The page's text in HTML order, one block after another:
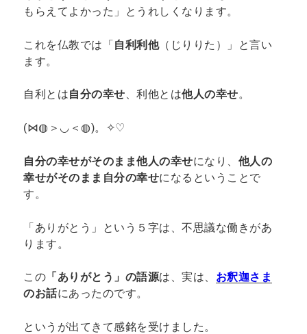
もらえてよかった」とうれしくなります。
これを仏教では「 自利利他（じりりた）」と言い
ます。
自利 とは自分の幸せ 、利他とは他人の幸せ。
(⋈◍＞◡＜◍)。✧♡
自分の幸せがそのまま他人の幸せになり、 他人の
幸せがそのまま自分の幸せになるということで
す。
「ありがとう」という５字は、不思議な働きがあ
ります。
この 「ありがとう」の語源は、実は、 お釈迦さま
のお話にあったのです。
というが出てきて感銘を受けました。